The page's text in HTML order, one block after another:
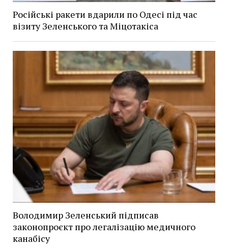
Російські ракети вдарили по Одесі під час
візиту Зеленського та Міцотакіса
Володимир Зеленський підписав
законопроєкт про легалізацію медичного
канабісу